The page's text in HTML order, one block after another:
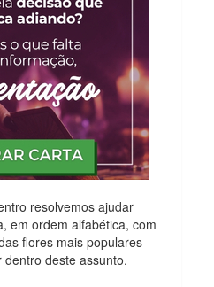
resolvemos ajudar
em ordem alfabética, com
flores mais populares
deste assunto.